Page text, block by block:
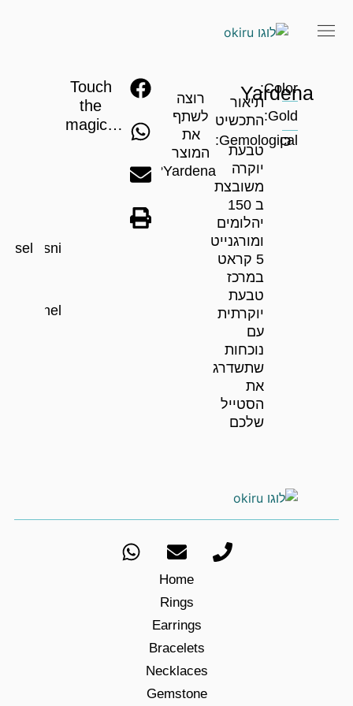
Yardena
Color:
Gold:
Gemological:
כן
תיאור
התכשיט
טבעת
יוקרה
משובצת
ב 150
יהלומים
ומורגנייט
5 קראט
במרכז
טבעת
יוקרתית
עם
נוכחות
שתשדרג
את
הסטייל
שלכם
רוצה
לשתף
את
המוצר
Yardena?
Touch
the
magic…
Disni
Tahel
Home
Rings
Earrings
Bracelets
Necklaces
Gemstone